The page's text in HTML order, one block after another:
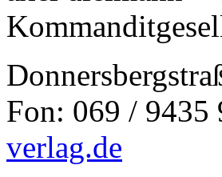
Fon: 069 /
verlag.de